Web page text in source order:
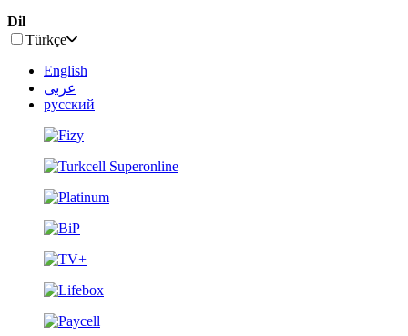
Dil
Türkçe
English
عربى
русский